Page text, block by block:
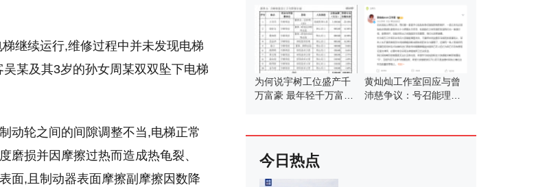
继续运行,维修过程中并未发现电梯
某及其3岁的孙女周某双双坠下电梯
动轮之间的间隙调整不当,电梯正常
磨损并因摩擦过热而造成热龟裂、
面,且制动器表面摩擦副摩擦因数降
为何说宇树工位盛产千
万富豪 最年轻千万富豪
黄灿灿工作室回应与曾
沛慈争议：号召能理智
今日热点